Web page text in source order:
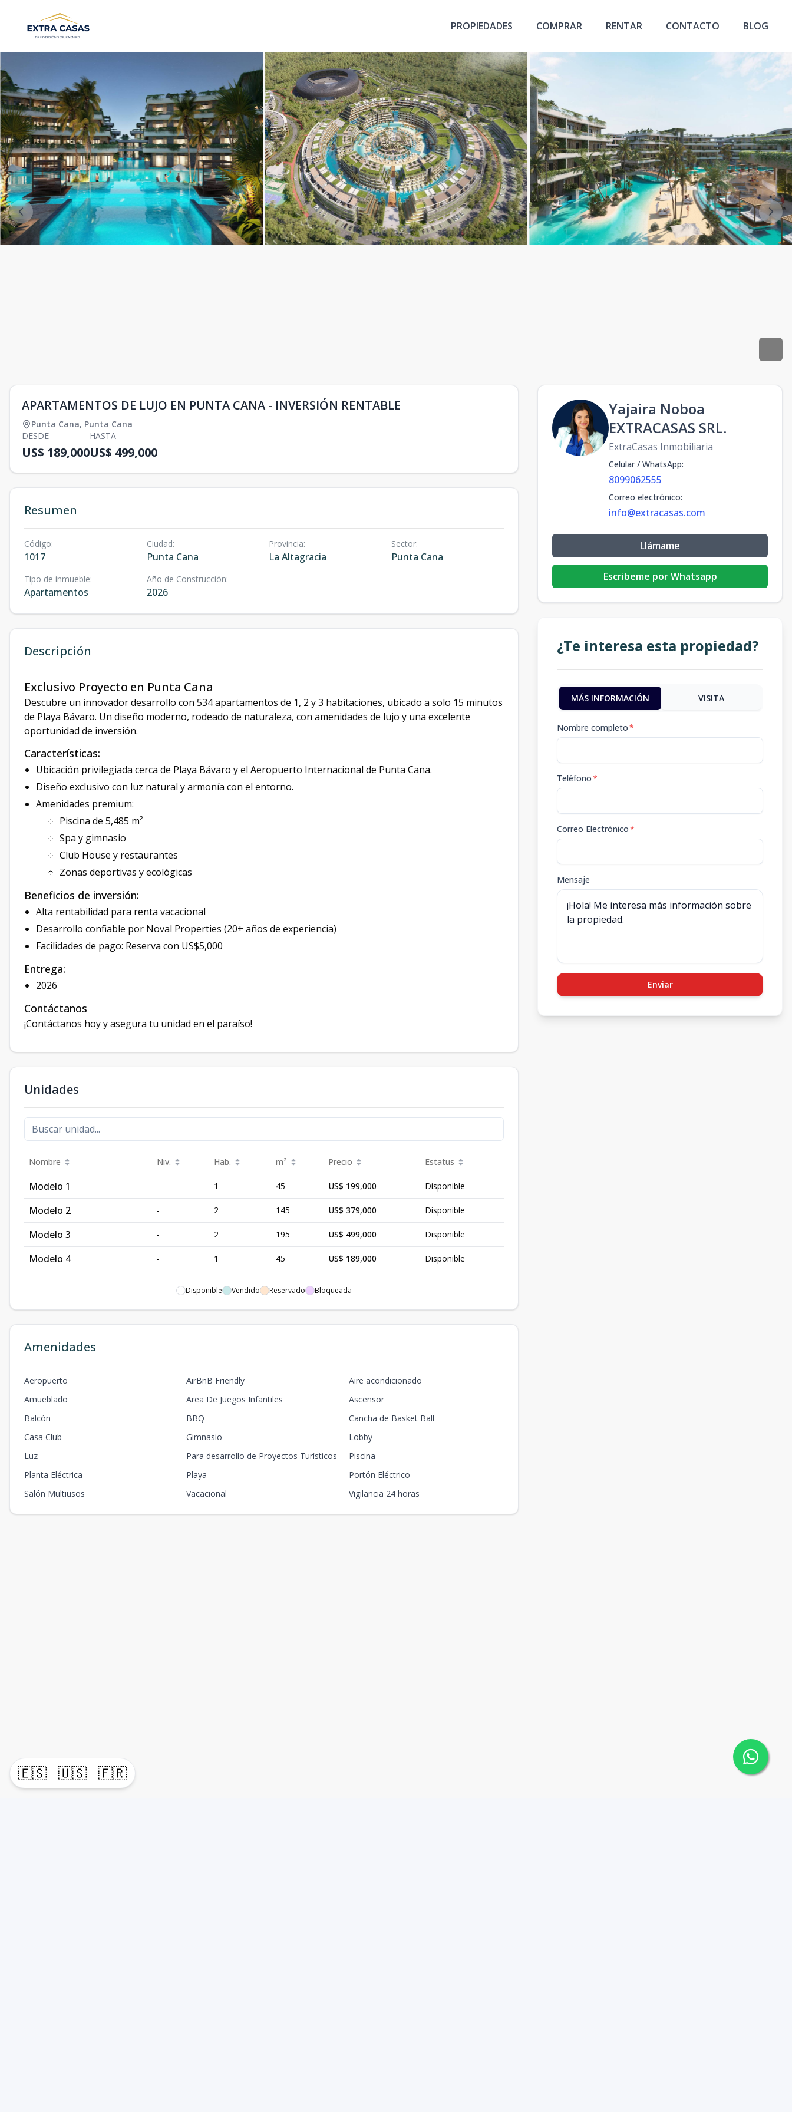
🇪🇸 🇺🇸 🇫🇷
PROPIEDADES COMPRAR RENTAR CONTACTO BLOG
APARTAMENTOS DE LUJO EN PUNTA CANA - INVERSIÓN RENTABLE
Punta Cana, Punta Cana
DESDE
US$ 189,000
HASTA
US$ 499,000
Resumen
Código:
1017
Ciudad:
Punta Cana
Provincia:
La Altagracia
Sector:
Punta Cana
Tipo de inmueble:
Apartamentos
Año de Construcción:
2026
Descripción
Exclusivo Proyecto en Punta Cana
Descubre un innovador desarrollo con 534 apartamentos de 1, 2 y 3 habitaciones, ubicado a solo 15 minutos
de Playa Bávaro. Un diseño moderno, rodeado de naturaleza, con amenidades de lujo y una excelente
oportunidad de inversión.
Características:
Ubicación privilegiada cerca de Playa Bávaro y el Aeropuerto Internacional de Punta Cana.
Diseño exclusivo con luz natural y armonía con el entorno.
Amenidades premium:
Piscina de 5,485 m²
Spa y gimnasio
Club House y restaurantes
Zonas deportivas y ecológicas
Beneficios de inversión:
Alta rentabilidad para renta vacacional
Desarrollo confiable por Noval Properties (20+ años de experiencia)
Facilidades de pago: Reserva con US$5,000
Entrega:
2026
Contáctanos
¡Contáctanos hoy y asegura tu unidad en el paraíso!
Unidades
Nombre Niv. Hab. m² Precio Estatus
Modelo 1 - 1 45 US$ 199,000 Disponible
Modelo 2 - 2 145 US$ 379,000 Disponible
Modelo 3 - 2 195 US$ 499,000 Disponible
Modelo 4 - 1 45 US$ 189,000 Disponible
Disponible Vendido Reservado Bloqueada
Amenidades
Aeropuerto AirBnB Friendly
Aire acondicionado
Amueblado
Area De Juegos Infantiles
Ascensor
Balcón
BBQ
Cancha de Basket Ball
Casa Club
Gimnasio
Lobby
Luz
Para desarrollo de Proyectos Turísticos
Piscina
Planta Eléctrica
Playa
Portón Eléctrico
Salón Multiusos
Vacacional Vigilancia 24 horas
Yajaira Noboa
EXTRACASAS SRL.
ExtraCasas Inmobiliaria
Celular / WhatsApp:
8099062555
Correo electrónico:
info@extracasas.com
Llámame
Escribeme por Whatsapp
¿Te interesa esta propiedad?
MÁS INFORMACIÓN VISITA
Nombre completo*
Teléfono*
Correo Electrónico*
Mensaje
Enviar